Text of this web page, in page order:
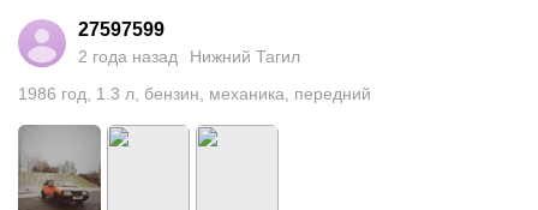
27597599
2 года назад
Нижний Тагил
1986 год 1.3 л бензин механика передний